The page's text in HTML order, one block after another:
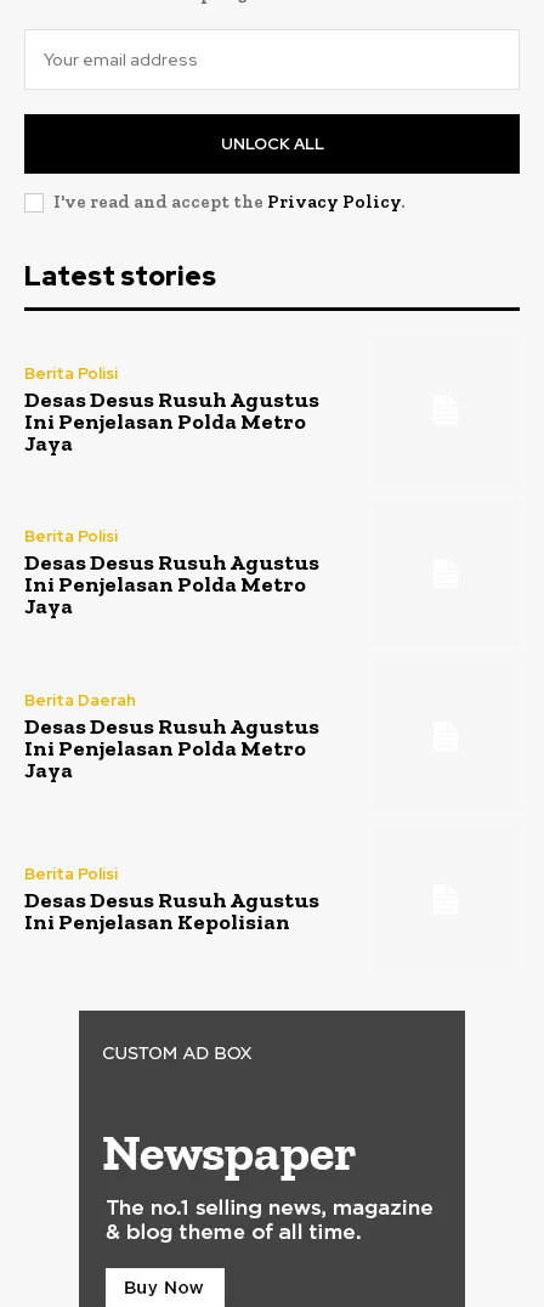
UNLOCK ALL
I've read and accept the Privacy Policy.
Latest stories
Berita Polisi
Desas Desus Rusuh Agustus
Ini Penjelasan Polda Metro
Jaya
Berita Polisi
Desas Desus Rusuh Agustus
Ini Penjelasan Polda Metro
Jaya
Berita Daerah
Desas Desus Rusuh Agustus
Ini Penjelasan Polda Metro
Jaya
Berita Polisi
Desas Desus Rusuh Agustus
Ini Penjelasan Kepolisian